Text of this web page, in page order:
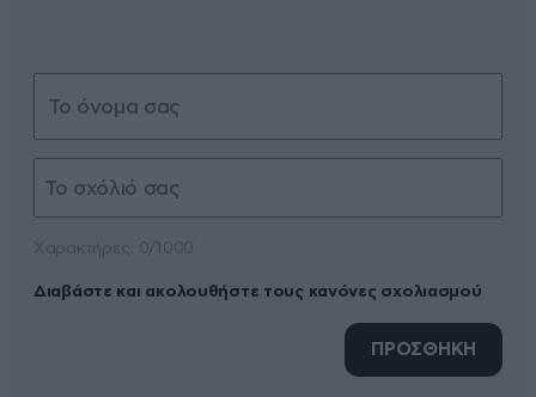
Διαβάστε και ακολουθήστε τους κανόνες σχολιασμού
ΠΡΟΣΘΗΚΗ